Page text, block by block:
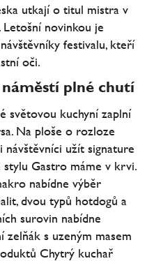
utkají o titul mistra v
Letošní novinkou je
festivalu, kteří
oči.
plné chutí
světovou kuchyní zaplní
Na ploše o rozloze
návštěvníci užít signature
Gastro máme v krvi.
nabídne výběr
dvou typů hotdogů a
surovin nabídne
s uzeným masem
Chytrý kuchař